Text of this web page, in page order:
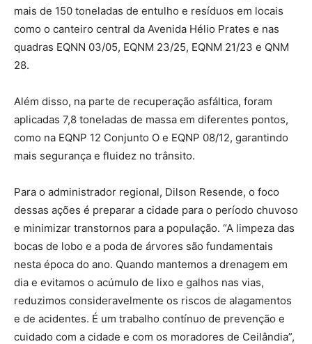
mais de 150 toneladas de entulho e resíduos em locais
como o canteiro central da Avenida Hélio Prates e nas
quadras EQNN 03/05, EQNM 23/25, EQNM 21/23 e QNM
28.
Além disso, na parte de recuperação asfáltica, foram
aplicadas 7,8 toneladas de massa em diferentes pontos,
como na EQNP 12 Conjunto O e EQNP 08/12, garantindo
mais segurança e fluidez no trânsito.
Para o administrador regional, Dilson Resende, o foco
dessas ações é preparar a cidade para o período chuvoso
e minimizar transtornos para a população. “A limpeza das
bocas de lobo e a poda de árvores são fundamentais
nesta época do ano. Quando mantemos a drenagem em
dia e evitamos o acúmulo de lixo e galhos nas vias,
reduzimos consideravelmente os riscos de alagamentos
e de acidentes. É um trabalho contínuo de prevenção e
cuidado com a cidade e com os moradores de Ceilândia”,